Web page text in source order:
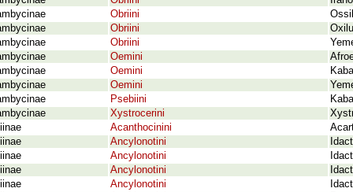
Obriini
Obriini
Obriini
Oemini
Oemini
Oemini
Psebiini
Xystrocerini
Acanthocinini
Ancylonotini
Ancylonotini
Ancylonotini
Ancylonotini